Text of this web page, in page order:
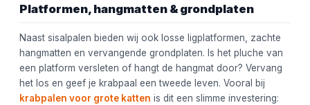
Platformen, hangmatten & grondplaten
Naast sisalpalen bieden wij ook losse ligplatformen, zachte
hangmatten en vervangende grondplaten. Is het pluche van
een platform versleten of hangt de hangmat door? Vervang
het los en geef je krabpaal een tweede leven. Vooral bij
krabpalen voor grote katten is dit een slimme investering: